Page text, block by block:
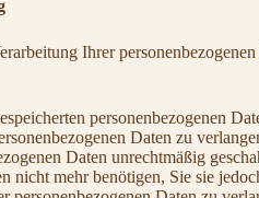
Ihrer
personenbezogenen
Daten zu
Daten unrechtmäßig
nicht mehr benötigen, Sie sie